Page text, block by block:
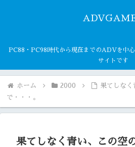
PC88・PC98時代から現在までのADVを中
サイトです
ホーム 2000
果てしなく
で・・・。
果てしなく青い、この空